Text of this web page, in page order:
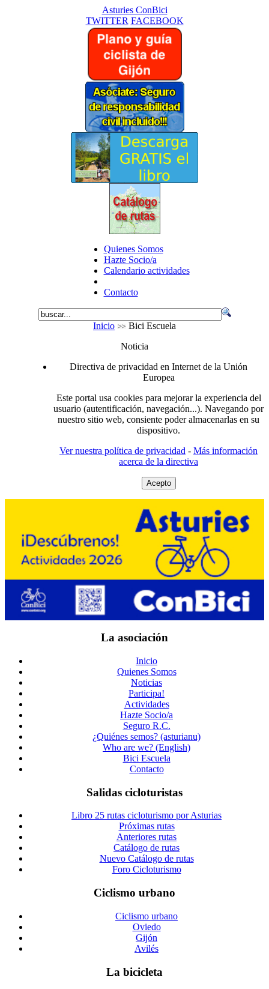
Asturies ConBici
TWITTER FACEBOOK
Quienes Somos
Hazte Socio/a
Calendario actividades
Contacto
Inicio
Bici Escuela
Noticia
Directiva de privacidad en Internet de la Unión
Europea
Este portal usa cookies para mejorar la experiencia del
usuario (autentificación, navegación...). Navegando por
nuestro sitio web, consiente poder almacenarlas en su
dispositivo.
Ver nuestra política de privacidad - Más información
acerca de la directiva
Acepto
La asociación
Inicio
Quienes Somos
Noticias
Participa!
Actividades
Hazte Socio/a
Seguro R.C.
¿Quiénes semos? (asturianu)
Who are we? (English)
Bici Escuela
Contacto
Salidas cicloturistas
Libro 25 rutas cicloturismo por Asturias
Próximas rutas
Anteriores rutas
Catálogo de rutas
Nuevo Catálogo de rutas
Foro Cicloturismo
Ciclismo urbano
Ciclismo urbano
Oviedo
Gijón
Avilés
La bicicleta